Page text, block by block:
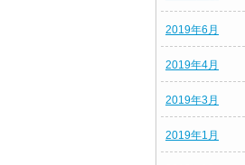
2019年6月
2019年4月
2019年3月
2019年1月